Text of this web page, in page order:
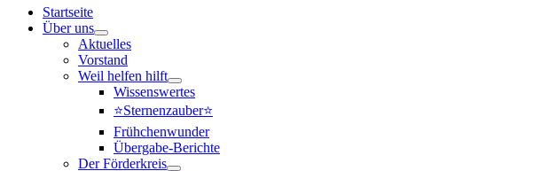
Startseite
Über uns
Aktuelles
Vorstand
Weil helfen hilft
Wissenswertes
⭐Sternenzauber⭐
Frühchenwunder
Übergabe-Berichte
Der Förderkreis